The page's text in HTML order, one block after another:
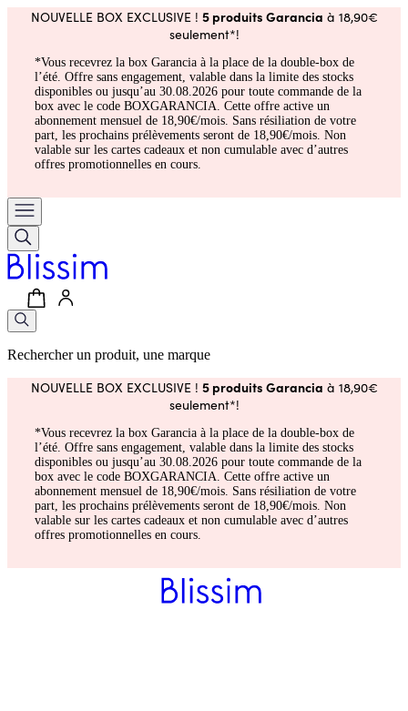
NOUVELLE BOX EXCLUSIVE ! 5 produits Garancia à 18,90€
seulement*!
*Vous recevrez la box Garancia à la place de la double-box de
l’été. Offre sans engagement, valable dans la limite des stocks
disponibles ou jusqu’au 30.08.2026 pour toute commande de la
box avec le code BOXGARANCIA. Cette offre active un
abonnement mensuel de 18,90€/mois. Sans résiliation de votre
part, les prochains prélèvements seront de 18,90€/mois. Non
valable sur les cartes cadeaux et non cumulable avec d’autres
offres promotionnelles en cours.
Rechercher un produit, une marque
NOUVELLE BOX EXCLUSIVE ! 5 produits Garancia à 18,90€
seulement*!
*Vous recevrez la box Garancia à la place de la double-box de
l’été. Offre sans engagement, valable dans la limite des stocks
disponibles ou jusqu’au 30.08.2026 pour toute commande de la
box avec le code BOXGARANCIA. Cette offre active un
abonnement mensuel de 18,90€/mois. Sans résiliation de votre
part, les prochains prélèvements seront de 18,90€/mois. Non
valable sur les cartes cadeaux et non cumulable avec d’autres
offres promotionnelles en cours.